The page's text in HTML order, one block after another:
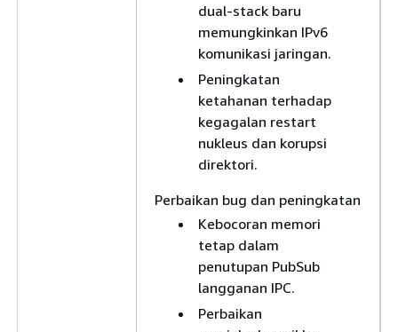
dual-stack baru
memungkinkan IPv6
komunikasi jaringan.
Peningkatan
ketahanan terhadap
kegagalan restart
nukleus dan korupsi
direktori.
Perbaikan bug dan peningkatan
Kebocoran memori
tetap dalam
penutupan PubSub
langganan IPC.
Perbaikan